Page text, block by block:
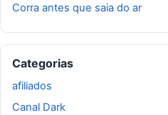
Corra antes que saia do ar
Categorias
afiliados
Canal Dark